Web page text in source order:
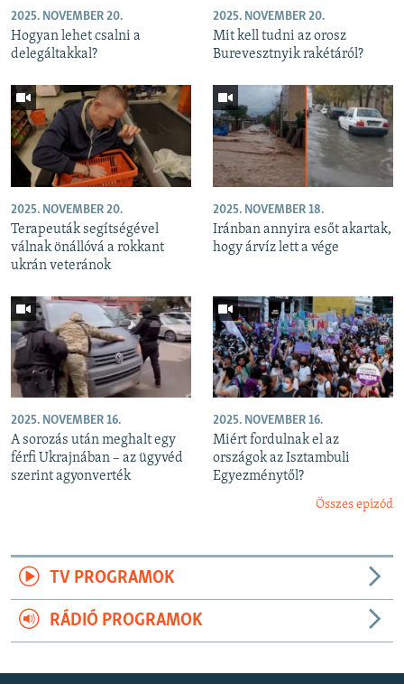
2025. NOVEMBER 20.
Hogyan lehet csalni a
delegáltakkal?
2025. NOVEMBER 20.
Mit kell tudni az orosz
Burevesztnyik rakétáról?
2025. NOVEMBER 20.
Terapeuták segítségével
válnak önállóvá a rokkant
ukrán veteránok
2025. NOVEMBER 18.
Iránban annyira esőt akartak,
hogy árvíz lett a vége
2025. NOVEMBER 16.
A sorozás után meghalt egy
férfi Ukrajnában – az ügyvéd
szerint agyonverték
2025. NOVEMBER 16.
Miért fordulnak el az
országok az Isztambuli
Egyezménytől?
Összes epizód
TV PROGRAMOK
RÁDIÓ PROGRAMOK